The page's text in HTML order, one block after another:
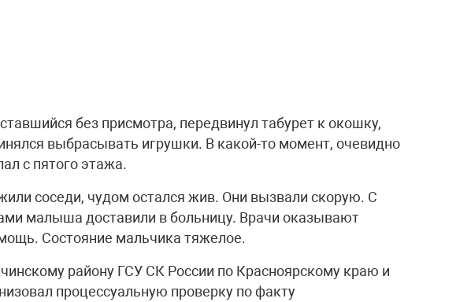
без присмотра, передвинул табурет к окошку,
выбрасывать игрушки. В какой-то момент, очевидно
с пятого этажа.
соседи, чудом остался жив. Они вызвали скорую. С
малыша доставили в больницу. Врачи оказывают
Состояние мальчика тяжелое.
району ГСУ СК России по Красноярскому краю и
процессуальную проверку по факту